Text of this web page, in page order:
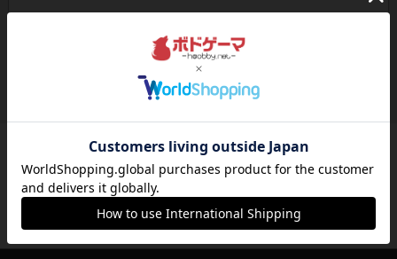
ボドゲーマのアプリ版はこちら